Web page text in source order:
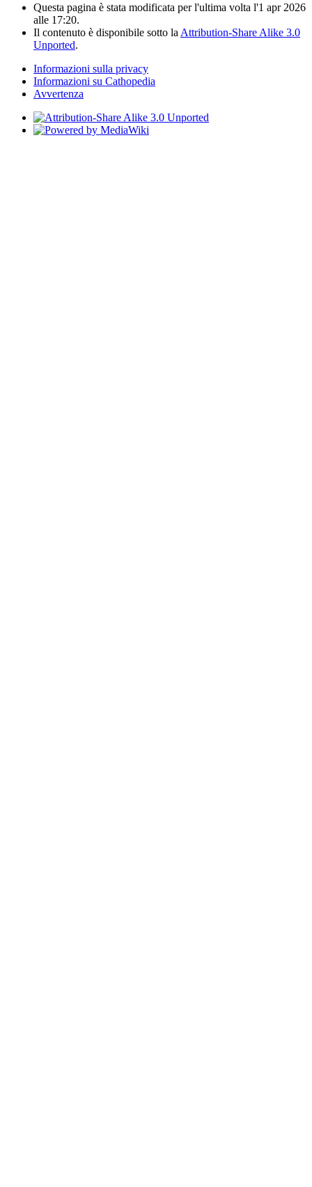
Questa pagina è stata modificata per l'ultima volta l'1 apr 2026
alle 17:20.
Il contenuto è disponibile sotto la Attribution-Share Alike 3.0
Unported.
Informazioni sulla privacy
Informazioni su Cathopedia
Avvertenza